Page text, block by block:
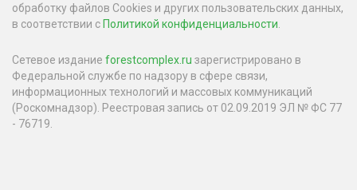
обработку файлов Cookies и других пользовательских данных,
в соответствии с Политикой конфиденциальности
Сетевое издание forestcomplex.ru зарегистрировано в
Федеральной службе по надзору в сфере связи,
информационных технологий и массовых коммуникаций
(Роскомнадзор). Реестровая запись от 02.09.2019 ЭЛ № ФС 77
- 76719.